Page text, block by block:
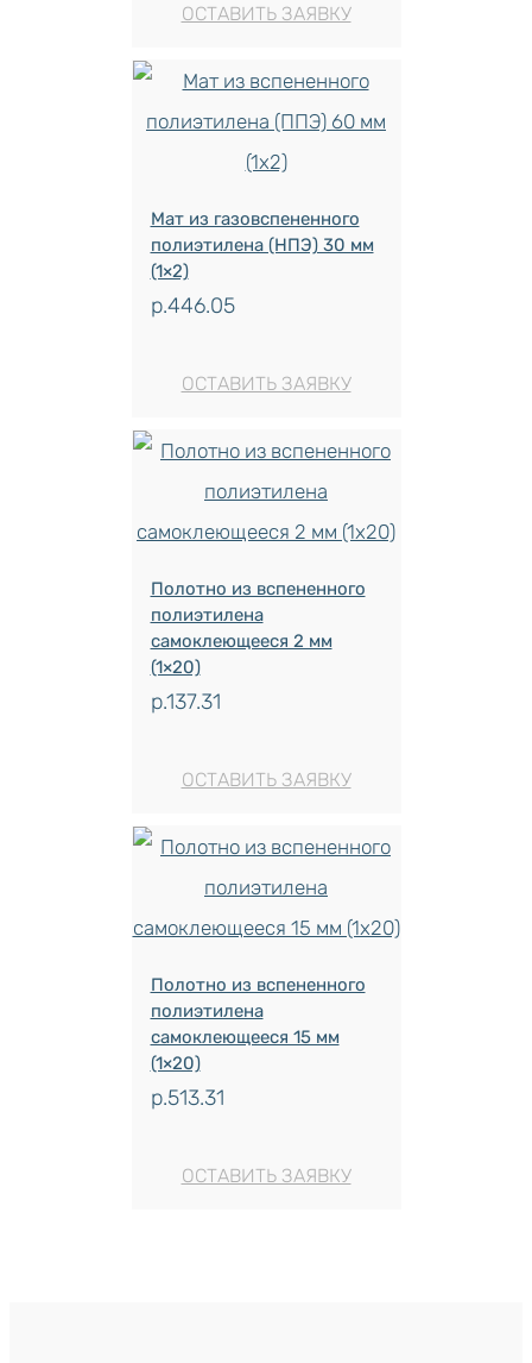
ОСТАВИТЬ ЗАЯВКУ
Мат из газовспененного
полиэтилена (НПЭ) 30 мм
(1×2)
р.446.05
ОСТАВИТЬ ЗАЯВКУ
Полотно из вспененного
полиэтилена
самоклеющееся 2 мм
(1×20)
р.137.31
ОСТАВИТЬ ЗАЯВКУ
Полотно из вспененного
полиэтилена
самоклеющееся 15 мм
(1×20)
р.513.31
ОСТАВИТЬ ЗАЯВКУ